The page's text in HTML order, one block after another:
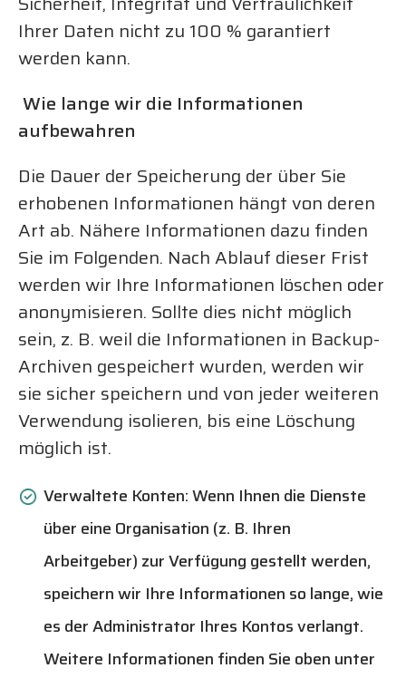
Ihrer Daten nicht zu 100 % garantiert
werden kann.
Wie lange wir die Informationen
aufbewahren
Die Dauer der Speicherung der über Sie
erhobenen Informationen hängt von deren
Art ab. Nähere Informationen dazu finden
Sie im Folgenden. Nach Ablauf dieser Frist
werden wir Ihre Informationen löschen oder
anonymisieren. Sollte dies nicht möglich
sein, z. B. weil die Informationen in Backup-
Archiven gespeichert wurden, werden wir
sie sicher speichern und von jeder weiteren
Verwendung isolieren, bis eine Löschung
möglich ist.
Verwaltete Konten:Wenn Ihnen die Dienste
über eine Organisation (z. B. Ihren
Arbeitgeber) zur Verfügung gestellt werden,
speichern wir Ihre Informationen so lange, wie
es der Administrator Ihres Kontos verlangt.
Weitere Informationen finden Sie oben unter